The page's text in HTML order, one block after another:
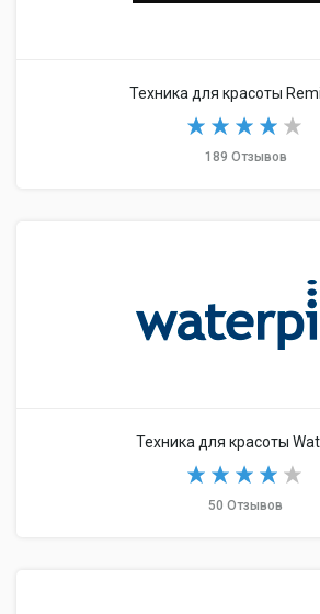
Техника для красоты
189 Отзывов
Техника для красоты
50 Отзывов